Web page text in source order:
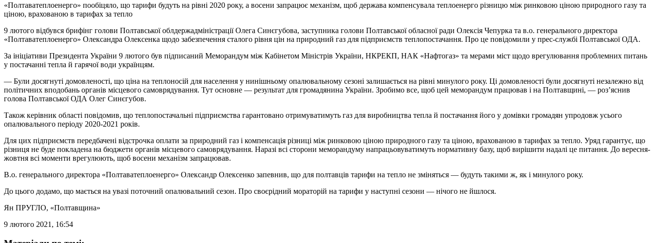
«Полтаватеплоенерго» пообіцяло, що тарифи будуть на рівні 2020 року, а восени запрацює механізм, щоб держава компенсувала теплоенерго різницю між ринковою ціною природного газу та
ціною, врахованою в тарифах за тепло
9 лютого відбувся брифінг голови Полтавської облдержадміністрації Олега Синєгубова, заступника голови Полтавської обласної ради Олексія Чепурка та в.о. генерального директора
«Полтаватеплоенерго» Олександра Олексенка щодо забезпечення сталого рівня цін на природний газ для підприємств теплопостачання. Про це повідомили у прес-службі Полтавської ОДА.
За ініціативи Президента України 9 лютого був підписаний Меморандум між Кабінетом Міністрів України, НКРЕКП, НАК «Нафтогаз» та мерами міст щодо врегулювання проблемних питань
у постачанні тепла й гарячої води українцям.
— Були досягнуті домовленості, що ціна на теплоносій для населення у нинішньому опалювальному сезоні залишається на рівні минулого року. Ці домовленості були досягнуті незалежно від
політичних вподобань органів місцевого самоврядування. Тут основне — результат для громадянина України. Зробимо все, щоб цей меморандум працював і на Полтавщині, — роз’яснив
голова Полтавської ОДА Олег Синєгубов.
Також керівник області повідомив, що теплопостачальні підприємства гарантовано отримуватимуть газ для виробництва тепла й постачання його у домівки громадян упродовж усього
опалювального періоду 2020-2021 років.
Для цих підприємств передбачені відстрочка оплати за природний газ і компенсація різниці між ринковою ціною природного газу та ціною, врахованою в тарифах за тепло. Уряд гарантує, що
різниця не буде покладена на бюджети органів місцевого самоврядування. Наразі всі сторони меморандуму напрацьовуватимуть нормативну базу, щоб вирішити надалі це питання. До вересня-
жовтня всі моменти врегулюють, щоб восени механізм запрацював.
В.о. генерального директора «Полтаватеплоенерго» Олександр Олексенко запевнив, що для полтавців тарифи на тепло не зміняться — будуть такими ж, як і минулого року.
До цього додамо, що мається на увазі поточний опалювальний сезон. Про своєрідний мораторій на тарифи у наступні сезони — нічого не йшлося.
Ян ПРУГЛО, «Полтавщина»
9 лютого 2021, 16:54